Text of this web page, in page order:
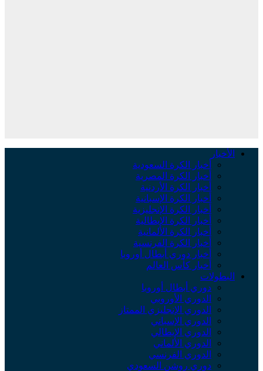
الأخبار
أخبار الكرة السعودية
أخبار الكرة المصرية
أخبار الكرة الأردنية
أخبار الكرة الإسبانية
أخبار الكرة الإنجليزية
أخبار الكرة الإيطالية
أخبار الكرة الألمانية
أخبار الكرة الفرنسية
أخبار دوري أبطال أوروبا
أخبار كأس العالم
البطولات
دوري أبطال أوروبا
الدوري الأوروبي
الدوري الإنجليزي الممتاز
الدوري الإسباني
الدوري الإيطالي
الدوري الألماني
الدوري الفرنسي
دوري روشن السعودي